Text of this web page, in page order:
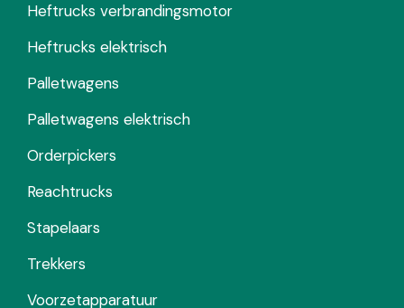
Heftrucks verbrandingsmotor
Heftrucks elektrisch
Palletwagens
Palletwagens elektrisch
Orderpickers
Reachtrucks
Stapelaars
Trekkers
Voorzetapparatuur